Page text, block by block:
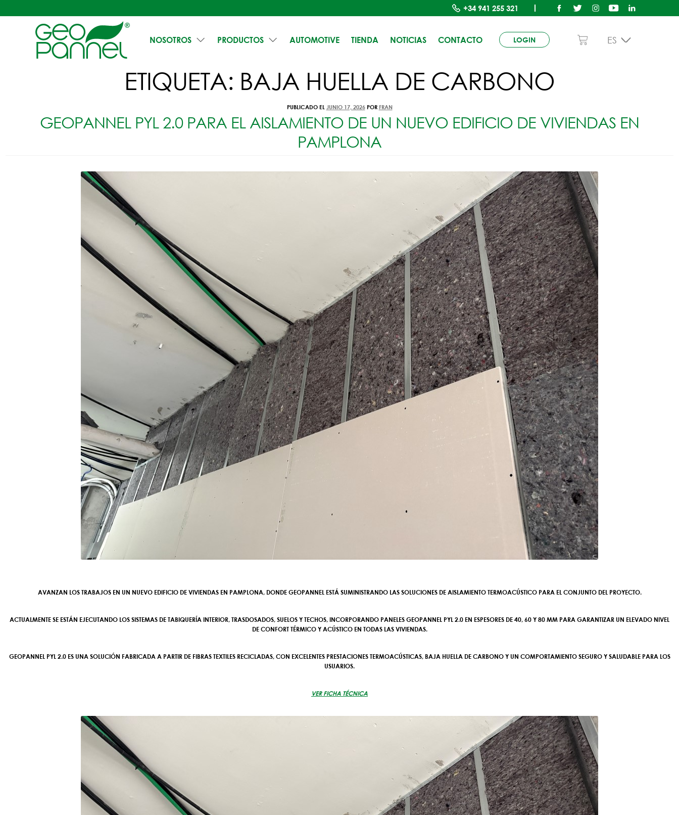
+34 941 255 321
NOSOTROS PRODUCTOS AUTOMOTIVE TIENDA NOTICIAS CONTACTO LOGIN ES
ETIQUETA: BAJA HUELLA DE CARBONO
PUBLICADO EL JUNIO 17, 2026 POR FRAN
GEOPANNEL PYL 2.0 PARA EL AISLAMIENTO DE UN NUEVO EDIFICIO DE VIVIENDAS EN
PAMPLONA
AVANZAN LOS TRABAJOS EN UN NUEVO EDIFICIO DE VIVIENDAS EN PAMPLONA, DONDE GEOPANNEL ESTÁ SUMINISTRANDO LAS SOLUCIONES DE AISLAMIENTO TERMOACÚSTICO PARA EL CONJUNTO DEL PROYECTO.
ACTUALMENTE SE ESTÁN EJECUTANDO LOS SISTEMAS DE TABIQUERÍA INTERIOR, TRASDOSADOS, SUELOS Y TECHOS, INCORPORANDO PANELES GEOPANNEL PYL 2.0 EN ESPESORES DE 40, 60 Y 80 MM PARA GARANTIZAR UN ELEVADO NIVEL
DE CONFORT TÉRMICO Y ACÚSTICO EN TODAS LAS VIVIENDAS.
GEOPANNEL PYL 2.0 ES UNA SOLUCIÓN FABRICADA A PARTIR DE FIBRAS TEXTILES RECICLADAS, CON EXCELENTES PRESTACIONES TERMOACÚSTICAS, BAJA HUELLA DE CARBONO Y UN COMPORTAMIENTO SEGURO Y SALUDABLE PARA LOS
USUARIOS.
VER FICHA TÉCNICA